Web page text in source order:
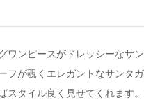
ワンピースがドレッシーなサ
フが覗くエレガントなサンタ
スタイル良く見せてくれます